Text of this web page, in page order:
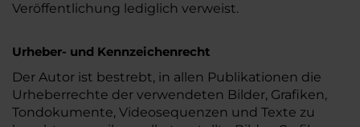
Veröffentlichung lediglich verweist.
Urheber- und Kennzeichenrecht
Der Autor ist bestrebt, in allen Publikationen die
Urheberrechte der verwendeten Bilder, Grafiken,
Tondokumente, Videosequenzen und Texte zu